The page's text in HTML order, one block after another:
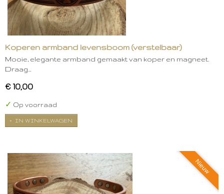
Koperen armband levensboom (verstelbaar)
Mooie, elegante armband gemaakt van koper en magneet.
Draag…
€ 10,00
✓ Op voorraad
IN WINKELWAGEN
Nieuw